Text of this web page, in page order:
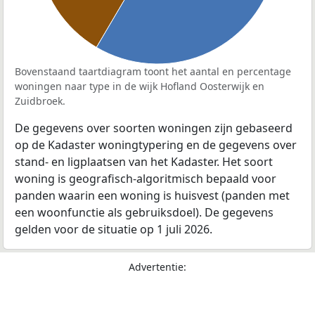
Bovenstaand taartdiagram toont het aantal en percentage
woningen naar type in de wijk Hofland Oosterwijk en
Zuidbroek.
De gegevens over soorten woningen zijn gebaseerd
op de Kadaster woningtypering en de gegevens over
stand- en ligplaatsen van het Kadaster. Het soort
woning is geografisch-algoritmisch bepaald voor
panden waarin een woning is huisvest (panden met
een woonfunctie als gebruiksdoel). De gegevens
gelden voor de situatie op 1 juli 2026.
Advertentie: